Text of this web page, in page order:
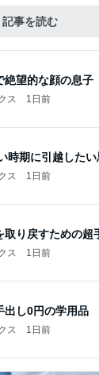
記事を読む
絶望的な顔の息子
ス 1日前
時期に引越した
ス 1日前
取り戻すための超
ス 1日前
出し0円の学用品
ス 1日前